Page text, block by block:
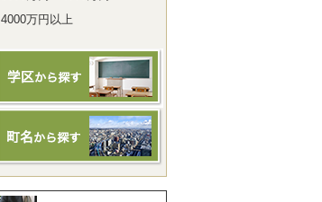
4000万円以上